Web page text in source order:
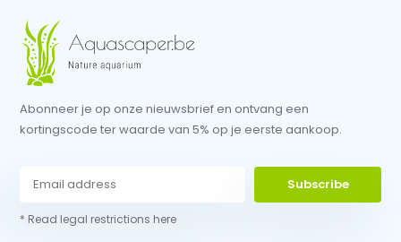
Abonneer je op onze nieuwsbrief en ontvang een
kortingscode ter waarde van 5% op je eerste aankoop.
Subscribe
* Read legal restrictions here